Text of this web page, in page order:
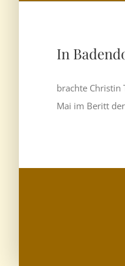
In
brachte Christin
Mai im Beritt